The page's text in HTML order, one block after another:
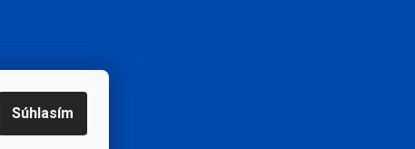
Súhlasím